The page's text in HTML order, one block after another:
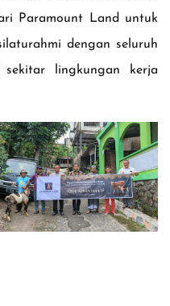
Paramount Land untuk
dengan seluruh
lingkungan kerja